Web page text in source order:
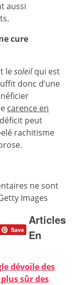
aussi
cure
lesoleilqui est
donc d’une
carence en
peut
rachitisme
ne sont
Images
Articles
En
dévoile des
sûr des